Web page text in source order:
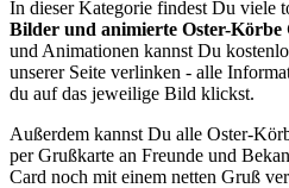
In dieser Kategorie findest Du viele
Bilder und animierte Oster-Körbe
und Animationen kannst Du
unserer Seite verlinken - alle
du auf das jeweilige Bild klickst.
Außerdem kannst Du alle Oster-
per Grußkarte an Freunde und
Card noch mit einem netten Gruß